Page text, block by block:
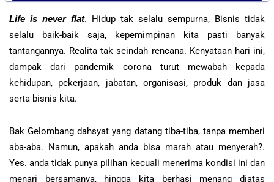
Life is never flat. Hidup tak selalu sempurna, Bisnis tidak
selalu baik-baik saja, kepemimpinan kita pasti banyak
tantangannya. Realita tak seindah rencana. Kenyataan hari ini,
dampak dari pandemik corona turut mewabah kepada
kehidupan, pekerjaan, jabatan, organisasi, produk dan jasa
serta bisnis kita.
Bak Gelombang dahsyat yang datang tiba-tiba, tanpa memberi
aba-aba. Namun, apakah anda bisa marah atau menyerah?.
Yes. anda tidak punya pilihan kecuali menerima kondisi ini dan
menari bersamanya, hingga kita berhasi menang diatas